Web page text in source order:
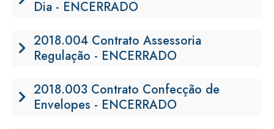
Dia - ENCERRADO
2018.004 Contrato Assessoria
Regulação - ENCERRADO
2018.003 Contrato Confecção de
Envelopes - ENCERRADO